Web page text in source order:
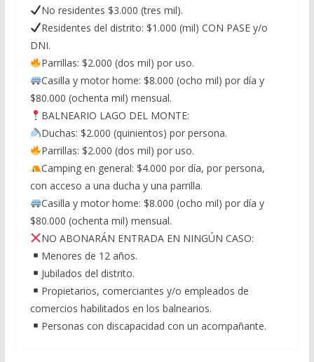
No residentes $3.000 (tres mil).
Residentes del distrito: $1.000 (mil) CON PASE y/o
DNI.
Parrillas: $2.000 (dos mil) por uso.
Casilla y motor home: $8.000 (ocho mil) por día y
$80.000 (ochenta mil) mensual.
BALNEARIO LAGO DEL MONTE:
Duchas: $2.000 (quinientos) por persona.
Parrillas: $2.000 (dos mil) por uso.
Camping en general: $4.000 por día, por persona,
con acceso a una ducha y una parrilla.
Casilla y motor home: $8.000 (ocho mil) por día y
$80.000 (ochenta mil) mensual.
NO ABONARÁN ENTRADA EN NINGÚN CASO:
Menores de 12 años.
Jubilados del distrito.
Propietarios, comerciantes y/o empleados de
comercios habilitados en los balnearios.
Personas con discapacidad con un acompañante.